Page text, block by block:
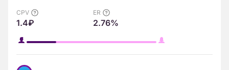
CPV
1.4₽
ER
2.76%